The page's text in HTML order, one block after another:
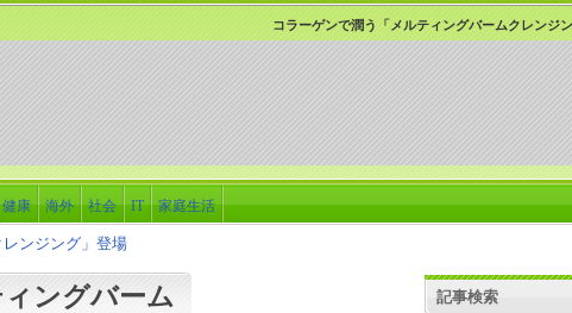
コラーゲンで潤う「メルティングバームクレンジ
健康 海外 社会 IT 家庭生活
ンジング」登場
ングバーム
記事検索